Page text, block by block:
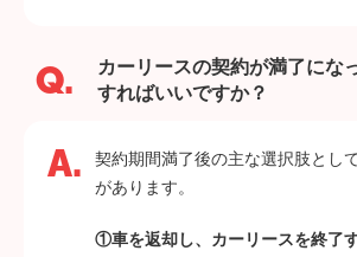
カーリースの契約が満了にな
すればいいですか？
契約期間満了後の主な選択肢とし
があります。
①車を返却し、カーリースを終了